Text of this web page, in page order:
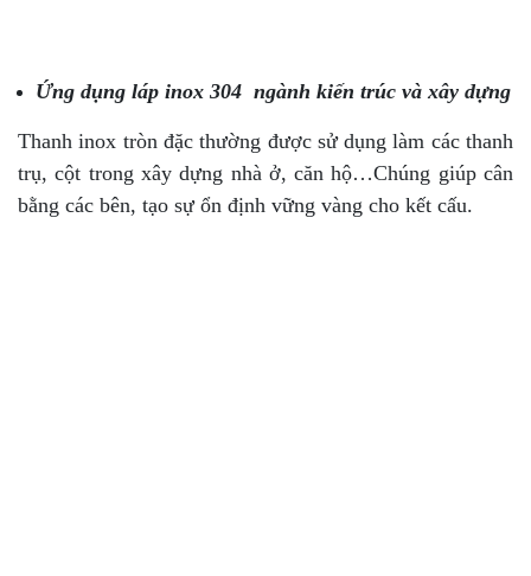
Ứng dụng láp inox 304 ngành kiến trúc và xây dựng
Thanh inox tròn đặc thường được sử dụng làm các thanh
trụ, cột trong xây dựng nhà ở, căn hộ…Chúng giúp cân
bằng các bên, tạo sự ổn định vững vàng cho kết cấu.